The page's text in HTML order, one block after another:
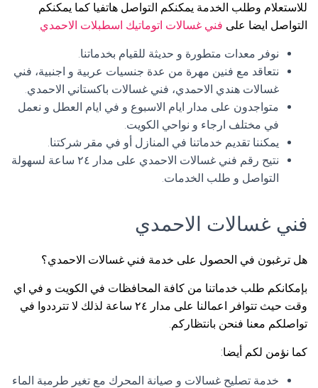
للاستعلام وطلب الخدمة يمكنكم التواصل هاتفيا كما يمكنكم
التواصل ايضا على فني غسالات اتوماتيك اسطبلات الاحمدي
نوفر معدات متطورة و حديثة للقيام بخدماتنا.
نتعاقد مع فنين مهرة من عدة جنسيات عربية و اجنبية، فني
غسالات هندي الاحمدي، فني غسالات باكستاني الاحمدي.
متواجدون على مدار ايام الاسبوع و في ايام العطل و نعمل
في مختلف ارجاء و نواحي الكويت.
يمكننا تقديم خدماتنا في المنازل أو في مقر شركتنا.
نتيح رقم فني غسالات الاحمدي على مدار ٢٤ ساعة لسهولة
التواصل و طلب الخدمات.
فني غسالات الاحمدي
هل ترغبون في الحصول على خدمة فني غسالات الاحمدي؟
بإمكانكم طلب خدماتنا من كافة المحافظات في الكويت و في اي
وقت حيث تتوافر اعمالنا على مدار ٢٤ ساعة لذلك لا تترددوا في
تواصلكم معنا فنحن بانتظاركم.
كما نؤمن لكم أيضا:
خدمة تصليح غسالات و صيانة المحرك مع تغير طرمبة الماء